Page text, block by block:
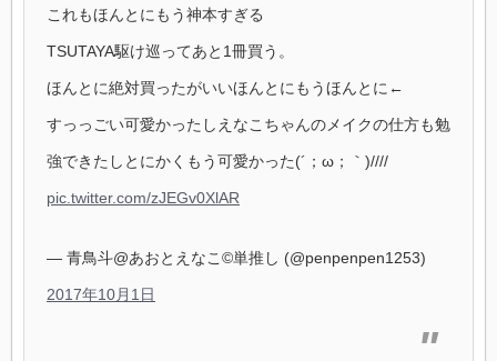
これもほんとにもう神本すぎる
TSUTAYA駆け巡ってあと1冊買う。
ほんとに絶対買ったがいいほんとにもうほんとに←
すっっごい可愛かったしえなこちゃんのメイクの仕方も勉
強できたしとにかくもう可愛かった(´；ω；｀)////
pic.twitter.com/zJEGv0XlAR
— 青鳥斗@あおとえなこ©単推し (@penpenpen1253)
2017年10月1日